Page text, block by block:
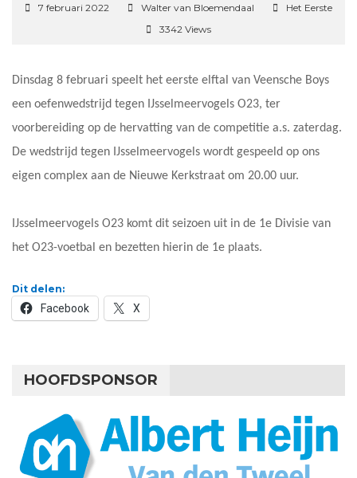
7 februari 2022 Walter van Bloemendaal
Het Eerste
3342 Views
Dinsdag 8 februari speelt het eerste elftal van Veensche Boys
een oefenwedstrijd tegen IJsselmeervogels O23, ter
voorbereiding op de hervatting van de competitie a.s. zaterdag.
De wedstrijd tegen IJsselmeervogels wordt gespeeld op ons
eigen complex aan de Nieuwe Kerkstraat om 20.00 uur.
IJsselmeervogels O23 komt dit seizoen uit in de 1e Divisie van
het O23-voetbal en bezetten hierin de 1e plaats.
Dit delen:
Facebook X
HOOFDSPONSOR